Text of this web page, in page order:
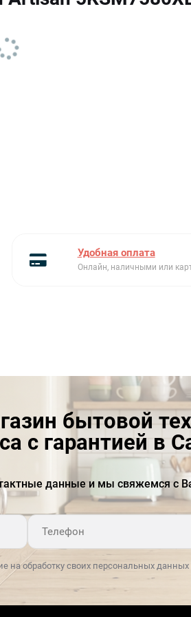
Материал
Удобная оплата
Онлайн, наличными или
бытовой
с гарантией в
данные и мы свяжемся с
на обработку своих персональных данных